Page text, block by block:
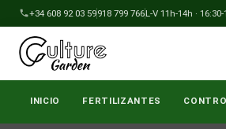
al
contenido
+34 608 92 03 59918 799 766L-V 11h-14h · 16:30-
ENVÍOS A PENÍNSULA
INICIO FERTILIZANTES